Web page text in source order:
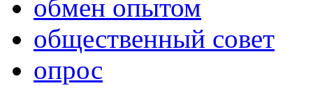
обмен опытом
общественный совет
опрос